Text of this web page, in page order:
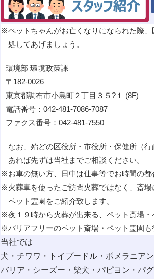
※ペットちゃんがお亡くなりになられた際
処してあげましょう。
環境部 環境政策課
〒182-0026
東京都調布市小島町２丁目３５?１ (8F)
電話番号：042-481-7086-7087
ファクス番号：042-481-7550
なお、殆どの区役所・市役所・保健所（
あれば先ずは当社までご相談ください。
※お車の無い方、日中は仕事等でお時間の
※火葬車を使ったご訪問火葬ではなく、斎
ペット霊園をご紹介致します。
※夜１９時から火葬が出来る、ペット斎場・
※バリアフリーのペット斎場・ペット霊園も
当社では
犬・チワワ・トイプードル・ポメラニア
バリア・シーズー・柴犬・パピヨン・パ